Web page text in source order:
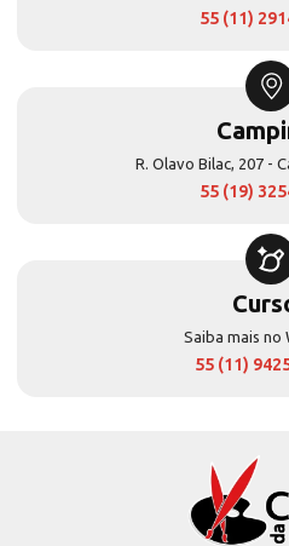
55 (11)
R. Olavo Bilac, 207 -
55 (19)
Saiba mais no
55 (11)